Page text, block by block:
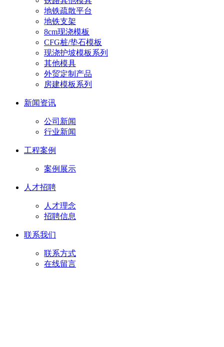
地铁疏散平台
地铁支架
8cm现浇模板
CFG桩/垫石模板
现浇护坡模板系列
其他模具
外贸定制产品
房建模板系列
新闻资讯
公司新闻
行业新闻
工程案例
案例展示
人才招聘
人才理念
招聘信息
联系我们
联系方式
在线留言